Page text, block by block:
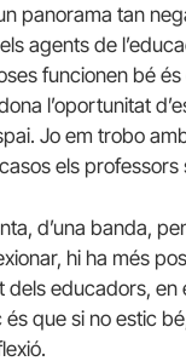
panorama tan
agents de
funcionen bé
l’oportunitat
Jo em trobo
els
d’una banda,
hi ha més
dels educadors, en
és que si no estic